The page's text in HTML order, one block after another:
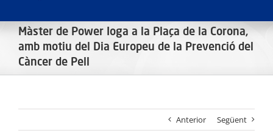
CLUB
INSTAL·LACIONS
Màster de Power Ioga a la Plaça de la Corona,
amb motiu del Dia Europeu de la Prevenció del
Càncer de Pell
Anterior Següent